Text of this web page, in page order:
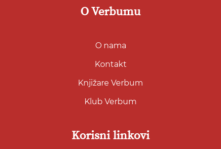
O Verbumu
O nama
Kontakt
Knjižare Verbum
Klub Verbum
Korisni linkovi